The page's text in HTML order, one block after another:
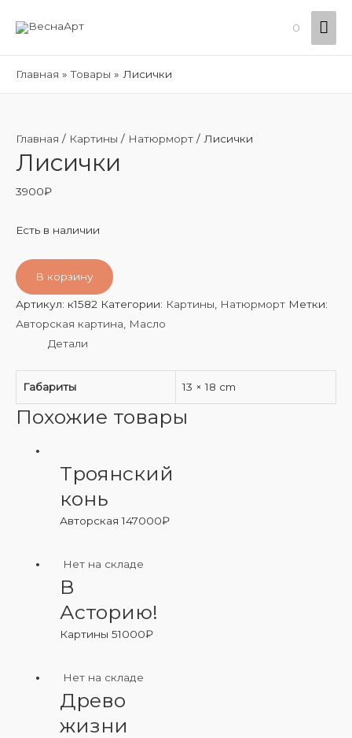
0
Главная Товары Лисички
Главная / Картины / Натюрморт / Лисички
Лисички
3900₽
Есть в наличии
В корзину
Артикул: к1582 Категории: Картины Натюрморт Метки:
Авторская картина
Масло
Детали
Габариты 13 × 18 cm
Похожие товары
Троянский
конь
Авторская147000₽
Нет на складе
В
Асторию!
Картины51000₽
Нет на складе
Древо
жизни